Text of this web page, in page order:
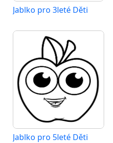
Jablko pro 3leté Děti
Jablko pro 5leté Děti